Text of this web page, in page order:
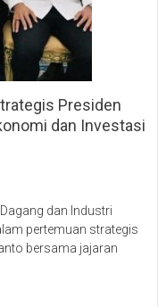
Presiden
dan Investasi
dan Industri
pertemuan strategis
bersama jajaran